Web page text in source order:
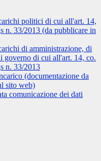
politici di cui all'art. 14,
n. 33/2013 (da pubblicare in
di amministrazione, di
governo di cui all'art. 14, co.
n. 33/2013
(documentazione da
sito web)
comunicazione dei dati